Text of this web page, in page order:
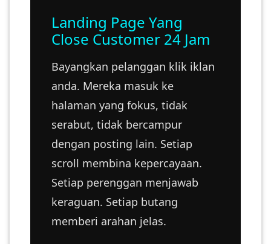
Landing Page Yang
Close Customer 24 Jam
Bayangkan pelanggan klik iklan
anda. Mereka masuk ke
halaman yang fokus, tidak
serabut, tidak bercampur
dengan posting lain. Setiap
scroll membina kepercayaan.
Setiap perenggan menjawab
keraguan. Setiap butang
memberi arahan jelas.